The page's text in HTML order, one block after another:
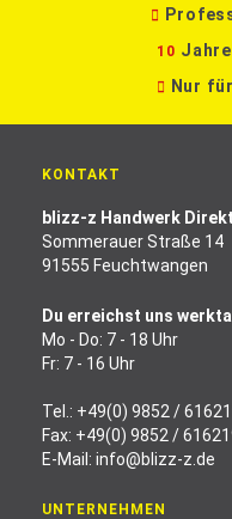
10
Nur
KONTAKT
blizz-z Handwerk Direkt
Sommerauer Straße 14
91555 Feuchtwangen
Du erreichst uns
Mo - Do: 7 - 18 Uhr
Fr: 7 - 16 Uhr
Tel.: +49(0) 9852 /
Fax: +49(0) 9852 /
E-Mail: info@blizz-z.de
UNTERNEHMEN